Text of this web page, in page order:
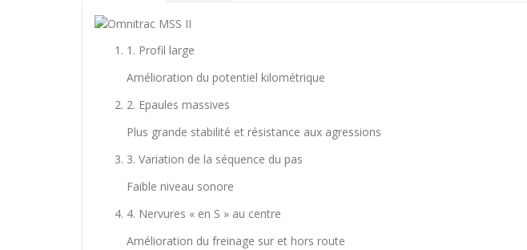
1. Profil large
Amélioration du potentiel kilométrique
2. Epaules massives
Plus grande stabilité et résistance aux agressions
3. Variation de la séquence du pas
Faible niveau sonore
4. Nervures « en S » au centre
Amélioration du freinage sur et hors route